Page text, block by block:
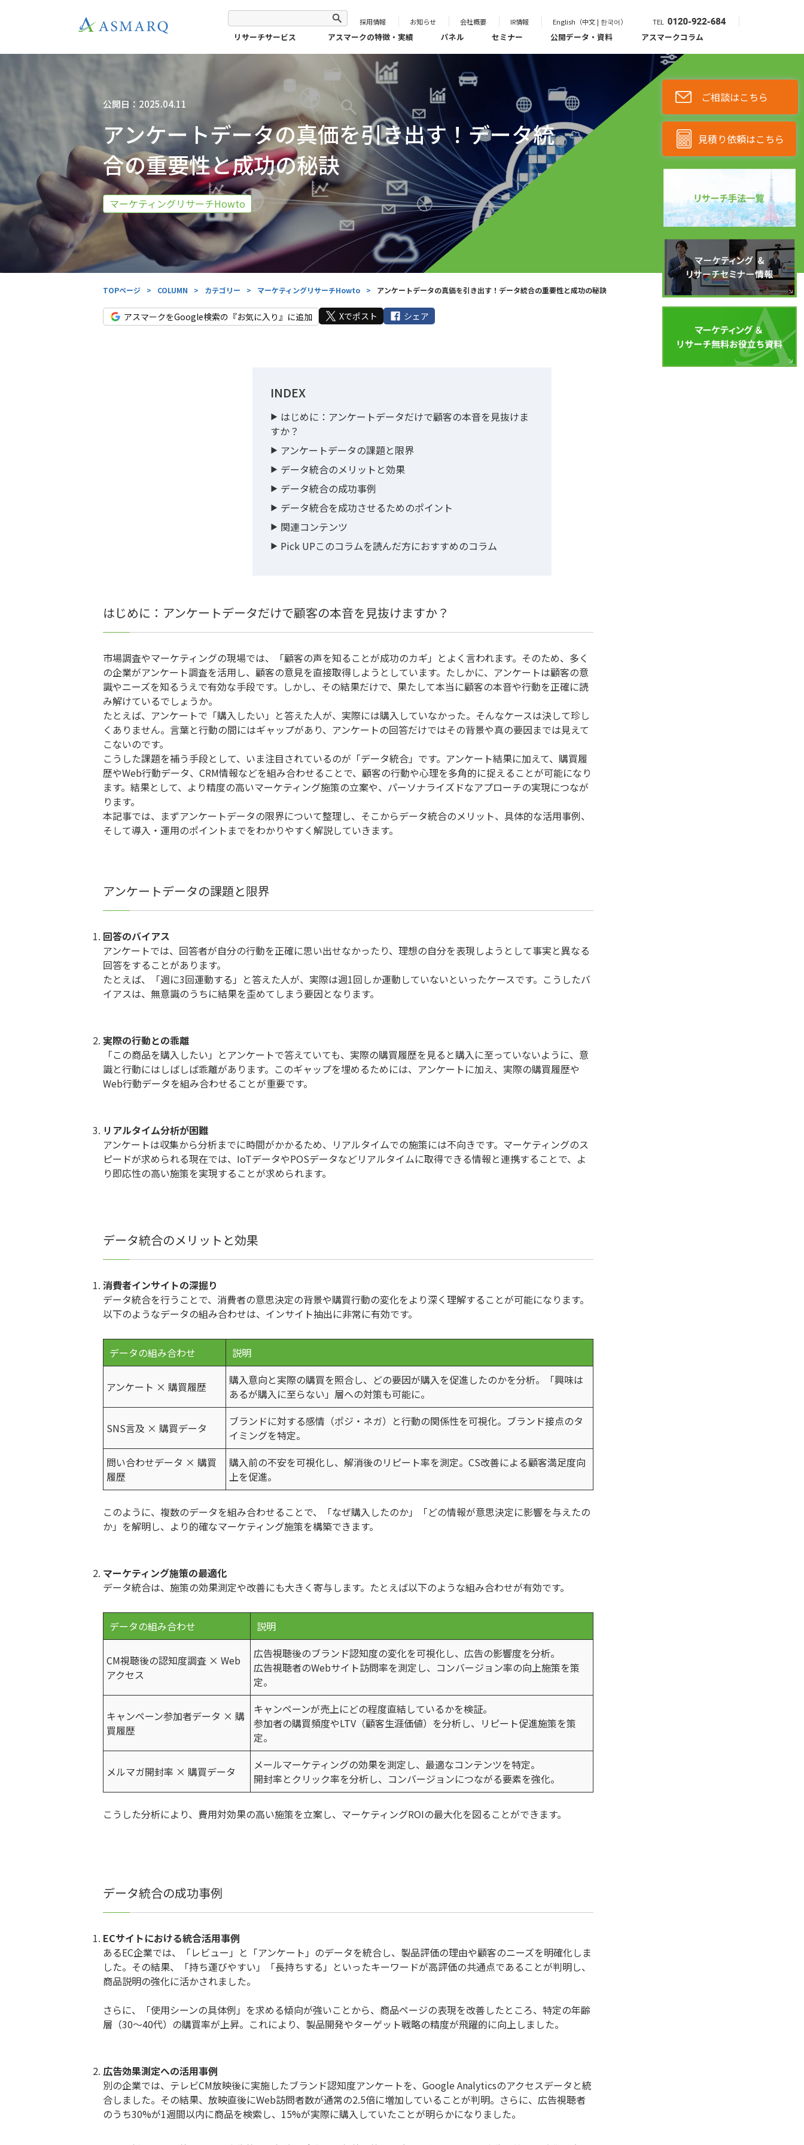
採用情報 お知らせ 会社概要 IR情報 English（中文 | 한국어） TEL
リサーチサービス アスマークの特徴・実績 パネル セミナー 公開データ・資料 アスマークコラム
見積り依頼はこちら
ご相談はこちら
公開日：2025.04.11
アンケートデータの真価を引き出す！データ統
合の重要性と成功の秘訣
マーケティングリサーチHowto
TOPページ > COLUMN > カテゴリー > マーケティングリサーチHowto > アンケートデータの真価を引き出す！データ統合の重要性と成功の秘訣
アスマークをGoogle検索の『お気に入り』に追加 Xでポスト シェア
INDEX
はじめに：アンケートデータだけで顧客の本音を見抜けま
すか？
アンケートデータの課題と限界
データ統合のメリットと効果
データ統合の成功事例
データ統合を成功させるためのポイント
関連コンテンツ
Pick UPこのコラムを読んだ方におすすめのコラム
はじめに：アンケートデータだけで顧客の本音を見抜けますか？
市場調査やマーケティングの現場では、「顧客の声を知ることが成功のカギ」とよく言われます。そのため、多く
の企業がアンケート調査を活用し、顧客の意見を直接取得しようとしています。たしかに、アンケートは顧客の意
識やニーズを知るうえで有効な手段です。しかし、その結果だけで、果たして本当に顧客の本音や行動を正確に読
み解けているでしょうか。
たとえば、アンケートで「購入したい」と答えた人が、実際には購入していなかった。そんなケースは決して珍し
くありません。言葉と行動の間にはギャップがあり、アンケートの回答だけではその背景や真の要因までは見えて
こないのです。
こうした課題を補う手段として、いま注目されているのが「データ統合」です。アンケート結果に加えて、購買履
歴やWeb行動データ、CRM情報などを組み合わせることで、顧客の行動や心理を多角的に捉えることが可能になり
ます。結果として、より精度の高いマーケティング施策の立案や、パーソナライズドなアプローチの実現につなが
ります。
本記事では、まずアンケートデータの限界について整理し、そこからデータ統合のメリット、具体的な活用事例、
そして導入・運用のポイントまでをわかりやすく解説していきます。
アンケートデータの課題と限界
回答のバイアス
アンケートでは、回答者が自分の行動を正確に思い出せなかったり、理想の自分を表現しようとして事実と異なる
回答をすることがあります。
たとえば、「週に3回運動する」と答えた人が、実際は週1回しか運動していないといったケースです。こうしたバ
イアスは、無意識のうちに結果を歪めてしまう要因となります。
実際の行動との乖離
「この商品を購入したい」とアンケートで答えていても、実際の購買履歴を見ると購入に至っていないように、意
識と行動にはしばしば乖離があります。このギャップを埋めるためには、アンケートに加え、実際の購買履歴や
Web行動データを組み合わせることが重要です。
リアルタイム分析が困難
アンケートは収集から分析までに時間がかかるため、リアルタイムでの施策には不向きです。マーケティングのス
ピードが求められる現在では、IoTデータやPOSデータなどリアルタイムに取得できる情報と連携することで、よ
り即応性の高い施策を実現することが求められます。
データ統合のメリットと効果
消費者インサイトの深掘り
データ統合を行うことで、消費者の意思決定の背景や購買行動の変化をより深く理解することが可能になります。
以下のようなデータの組み合わせは、インサイト抽出に非常に有効です。
データの組み合わせ 説明
アンケート × 購買履歴
購入意向と実際の購買を照合し、どの要因が購入を促進したのかを分析。「興味は
あるが購入に至らない」層への対策も可能に。
SNS言及 × 購買データ
ブランドに対する感情（ポジ・ネガ）と行動の関係性を可視化。ブランド接点のタ
イミングを特定。
問い合わせデータ × 購買
履歴
購入前の不安を可視化し、解消後のリピート率を測定。CS改善による顧客満足度向
上を促進。
このように、複数のデータを組み合わせることで、「なぜ購入したのか」「どの情報が意思決定に影響を与えたの
か」を解明し、より的確なマーケティング施策を構築できます。
マーケティング施策の最適化
データ統合は、施策の効果測定や改善にも大きく寄与します。たとえば以下のような組み合わせが有効です。
データの組み合わせ 説明
CM視聴後の認知度調査 × Web
アクセス
広告視聴後のブランド認知度の変化を可視化し、広告の影響度を分析。
広告視聴者のWebサイト訪問率を測定し、コンバージョン率の向上施策を策
定。
キャンペーン参加者データ × 購
買履歴
キャンペーンが売上にどの程度直結しているかを検証。
参加者の購買頻度やLTV（顧客生涯価値）を分析し、リピート促進施策を策
定。
メルマガ開封率 × 購買データ
メールマーケティングの効果を測定し、最適なコンテンツを特定。
開封率とクリック率を分析し、コンバージョンにつながる要素を強化。
こうした分析により、費用対効果の高い施策を立案し、マーケティングROIの最大化を図ることができます。
データ統合の成功事例
ECサイトにおける統合活用事例
あるEC企業では、「レビュー」と「アンケート」のデータを統合し、製品評価の理由や顧客のニーズを明確化しま
した。その結果、「持ち運びやすい」「長持ちする」といったキーワードが高評価の共通点であることが判明し、
商品説明の強化に活かされました。
さらに、「使用シーンの具体例」を求める傾向が強いことから、商品ページの表現を改善したところ、特定の年齢
層（30〜40代）の購買率が上昇。これにより、製品開発やターゲット戦略の精度が飛躍的に向上しました。
広告効果測定への活用事例
別の企業では、テレビCM放映後に実施したブランド認知度アンケートを、Google Analyticsのアクセスデータと統
合しました。その結果、放映直後にWeb訪問者数が通常の2.5倍に増加していることが判明。さらに、広告視聴者
のうち30%が1週間以内に商品を検索し、15%が実際に購入していたことが明らかになりました。